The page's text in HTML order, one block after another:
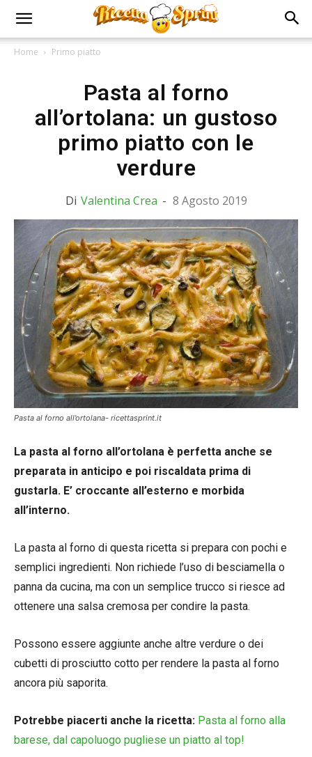
Home Primo piatto
Pasta al forno
all’ortolana: un gustoso
primo piatto con le
verdure
Di Valentina Crea - 8 Agosto 2019
Pasta al forno all’ortolana- ricettasprint.it
La pasta al forno all’ortolana è perfetta anche se
preparata in anticipo e poi riscaldata prima di
gustarla. E’ croccante all’esterno e morbida
all’interno.
La pasta al forno di questa ricetta si prepara con pochi e
semplici ingredienti. Non richiede l’uso di besciamella o
panna da cucina, ma con un semplice trucco si riesce ad
ottenere una salsa cremosa per condire la pasta.
Possono essere aggiunte anche altre verdure o dei
cubetti di prosciutto cotto per rendere la pasta al forno
ancora più saporita.
Potrebbe piacerti anche la ricetta: Pasta al forno alla
barese, dal capoluogo pugliese un piatto al top!